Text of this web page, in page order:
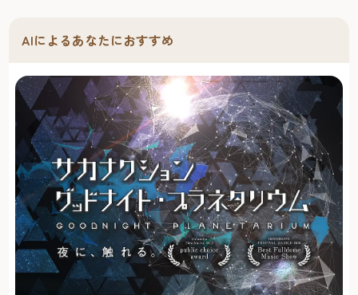
AIによるあなたにおすすめ